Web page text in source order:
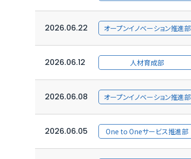
2026.06.22 オープンイノベーション推進部
2026.06.12 人材育成部
2026.06.08 オープンイノベーション推進部
2026.06.05 One to Oneサービス推進部